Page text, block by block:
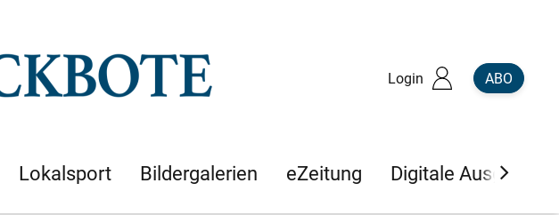
Login ABO
Lokalsport Bildergalerien eZeitung Digitale Ausgaben